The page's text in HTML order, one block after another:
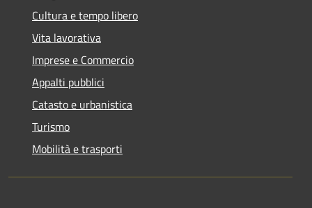
Cultura e tempo libero
Vita lavorativa
Imprese e Commercio
Appalti pubblici
Catasto e urbanistica
Turismo
Mobilità e trasporti